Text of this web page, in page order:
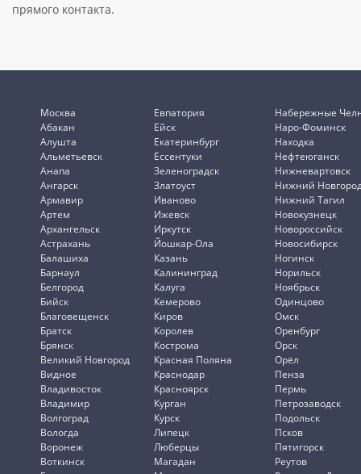
прямого контакта.
Москва
Абакан
Алушта
Альметьевск
Анапа
Ангарск
Армавир
Артем
Архангельск
Астрахань
Балашиха
Барнаул
Белгород
Бийск
Благовещенск
Братск
Брянск
Великий Новгород
Видное
Владивосток
Владимир
Волгоград
Вологда
Воронеж
Воткинск
Евпатория
Ейск
Екатеринбург
Ессентуки
Зеленоградск
Златоуст
Иваново
Ижевск
Иркутск
Йошкар-Ола
Казань
Калининград
Калуга
Кемерово
Киров
Королев
Кострома
Красная Поляна
Краснодар
Красноярск
Курган
Курск
Липецк
Люберцы
Магадан
Набережные
Наро-Фоминск
Находка
Нефтеюганск
Нижневартовск
Нижний
Нижний Тагил
Новокузнецк
Новороссийск
Новосибирск
Ногинск
Норильск
Ноябрьск
Одинцово
Омск
Оренбург
Орск
Орёл
Пенза
Пермь
Петрозаводск
Подольск
Псков
Пятигорск
Реутов